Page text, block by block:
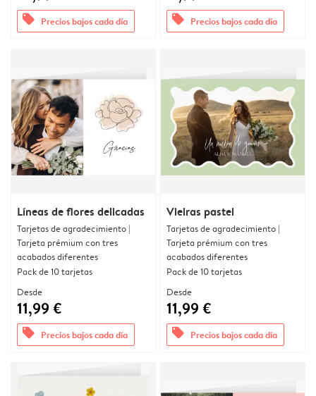
offers Precios bajos cada día offers Precios bajos cada día
Líneas de flores delicadas
Tarjetas de agradecimiento |
Tarjeta prémium con tres
acabados diferentes
Pack de 10 tarjetas
Desde
11,99 €
offers Precios bajos cada día
Vieiras pastel
Tarjetas de agradecimiento |
Tarjeta prémium con tres
acabados diferentes
Pack de 10 tarjetas
Desde
11,99 €
offers Precios bajos cada día